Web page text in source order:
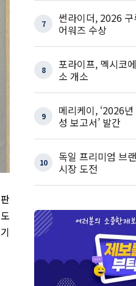
7
썬라이더, 2026 구
어워즈 수상
8
포라이프, 멕시코
소 개소
9
메리케이, ‘2026
성 보고서’ 발간
10
독일 프리미엄 브
시장 도전